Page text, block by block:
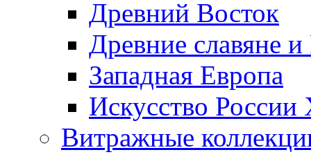
Древний Восток
Древние славяне и
Западная Европа
Искусство
Витражные